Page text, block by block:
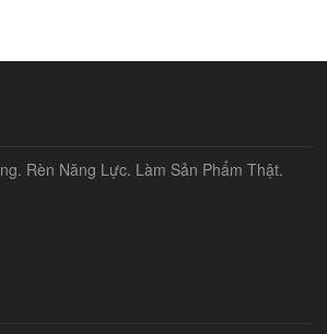
Rèn Năng Lực. Làm Sản Phẩm Thật.